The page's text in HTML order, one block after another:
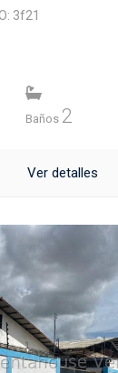
3f21
Baños 2
Ver detalles